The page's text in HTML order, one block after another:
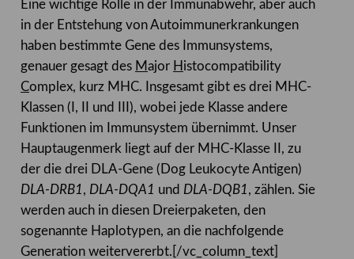
Eine wichtige Rolle in der Immunabwehr, aber auch
in der Entstehung von Autoimmunerkrankungen
haben bestimmte Gene des Immunsystems,
genauer gesagt des Major H istocompatibility
Complex, kurz MHC. Insgesamt gibt es drei MHC-
Klassen (I, II und III), wobei jede Klasse andere
Funktionen im Immunsystem übernimmt. Unser
Hauptaugenmerk liegt auf der MHC-Klasse II, zu
der die drei DLA-Gene (Dog Leukocyte Antigen)
DLA-DRB1 , DLA-DQA1 und DLA-DQB1 , zählen. Sie
werden auch in diesen Dreierpaketen, den
sogenannte Haplotypen, an die nachfolgende
Generation weitervererbt.[/vc_column_text]